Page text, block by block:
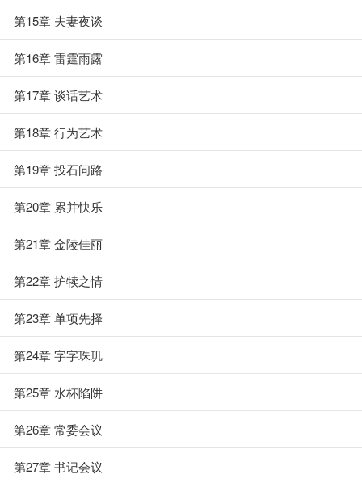
第15章 夫妻夜谈
第16章 雷霆雨露
第17章 谈话艺术
第18章 行为艺术
第19章 投石问路
第20章 累并快乐
第21章 金陵佳丽
第22章 护犊之情
第23章 单项先择
第24章 字字珠玑
第25章 水杯陷阱
第26章 常委会议
第27章 书记会议